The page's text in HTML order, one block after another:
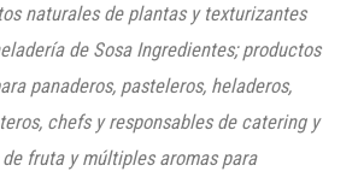
naturales de plantas y texturizantes
de Sosa Ingredientes; productos
panaderos, pasteleros, heladeros,
chefs y responsables de catering y
fruta y múltiples aromas para